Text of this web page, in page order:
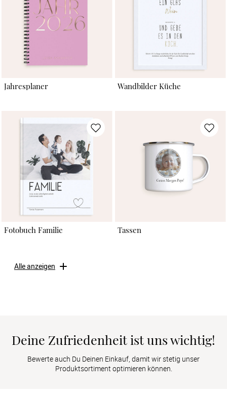
Jahresplaner Wandbilder Küche
Fotobuch Familie Tassen
Alle anzeigen
Deine Zufriedenheit ist uns wichtig!
Bewerte auch Du Deinen Einkauf, damit wir stetig unser
Produktsortiment optimieren können.